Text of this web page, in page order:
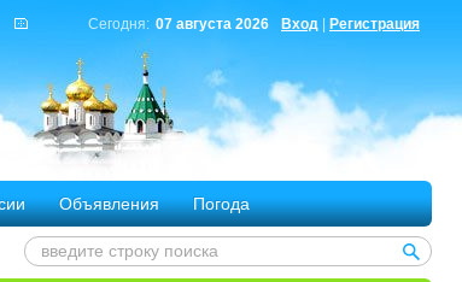
Вход Регистрация
Сегодня: 07 августа 2026
Объявления Погода